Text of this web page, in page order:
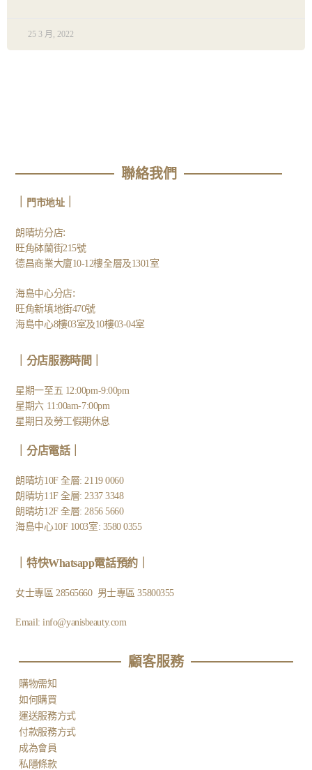
25 3 月, 2022
聯絡我們
門市地址｜
朗晴坊分店:
旺角砵蘭街215號
德昌商業大廈10-12樓全層及1301室
海島中心分店:
旺角新填地街470號
海島中心8樓03室及10樓03-04室
｜分店服務時間｜
星期一至五 12:00pm-9:00pm
星期六 11:00am-7:00pm
星期日及勞工假期休息
分店電話｜
朗晴坊10F 全層: 2119 0060
朗晴坊11F 全層: 2337 3348
朗晴坊12F 全層: 2856 5660
海島中心10F 1003室: 3580 0355
特快Whatsapp電話預約｜
女士專區28565660 男士專區35800355
Email:info@yanisbeauty.com
顧客服務​
購物需知
如何購買
運送服務方式
付款服務方式
成為會員
私隱條款